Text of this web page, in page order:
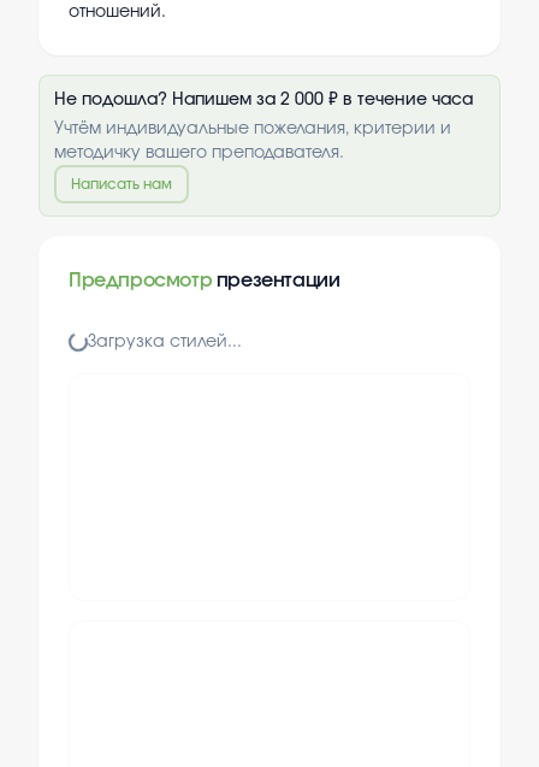
отношений.
Не подошла? Напишем за 2 000 ₽ в течение часа
Учтём индивидуальные пожелания, критерии и
методичку вашего преподавателя.
Написать нам
Предпросмотр презентации
Загрузка стилей...